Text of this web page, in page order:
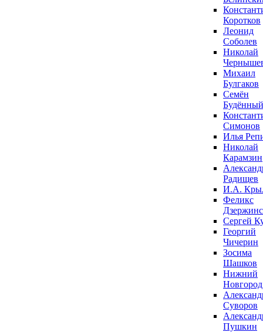
Коротков
Леонид
Соболев
Николай
Михаил
Булгаков
Семён
Будённый
Симонов
Илья
Николай
Карамзин
Радищев
И.А.
Феликс
Сергей
Георгий
Чичерин
Зосима
Шашков
Нижний
Новгород
Суворов
Пушкин